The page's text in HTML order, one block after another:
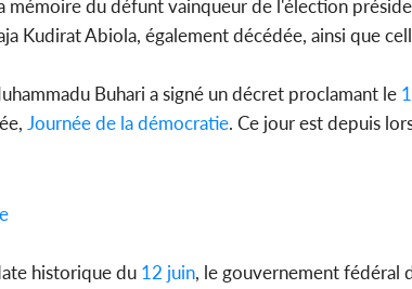
mémoire du défunt vainqueur de l'élection
Kudirat Abiola, également décédée, ainsi que
Buhari a signé un décret proclamant le
Journée de la démocratie. Ce jour est depuis
historique du 12 juin, le gouvernement fédéral